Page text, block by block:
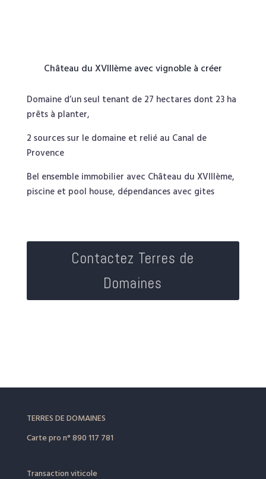
Château du XVIIIème avec vignoble à créer
Domaine d’un seul tenant de 27 hectares dont 23 ha
prêts à planter,
2 sources sur le domaine et relié au Canal de
Provence
Bel ensemble immobilier avec Château du XVIIIème,
piscine et pool house, dépendances avec gites
Contactez Terres de
Domaines
TERRES DE DOMAINES
Carte pron° 890 117 781
Transaction viticole